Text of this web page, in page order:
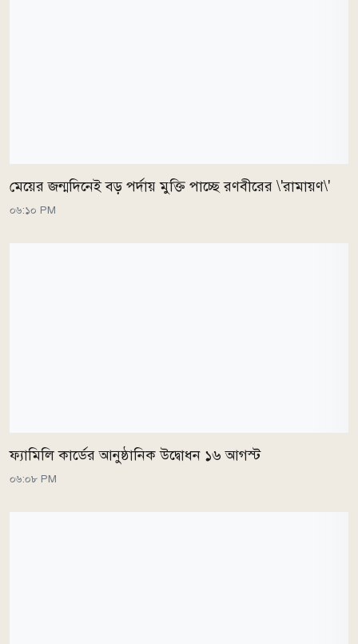
মেয়ের জন্মদিনেই বড় পর্দায় মুক্তি পাচ্ছে রণবীরের \'রামায়ণ\'
০৬:১০ PM
ফ্যামিলি কার্ডের আনুষ্ঠানিক উদ্বোধন ১৬ আগস্ট
০৬:০৮ PM